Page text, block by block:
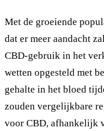
Met de groeiende
dat er meer aandacht
CBD-gebruik in het
wetten opgesteld met
gehalte in het bloed
zouden vergelijkbare
voor CBD, afhankelijk